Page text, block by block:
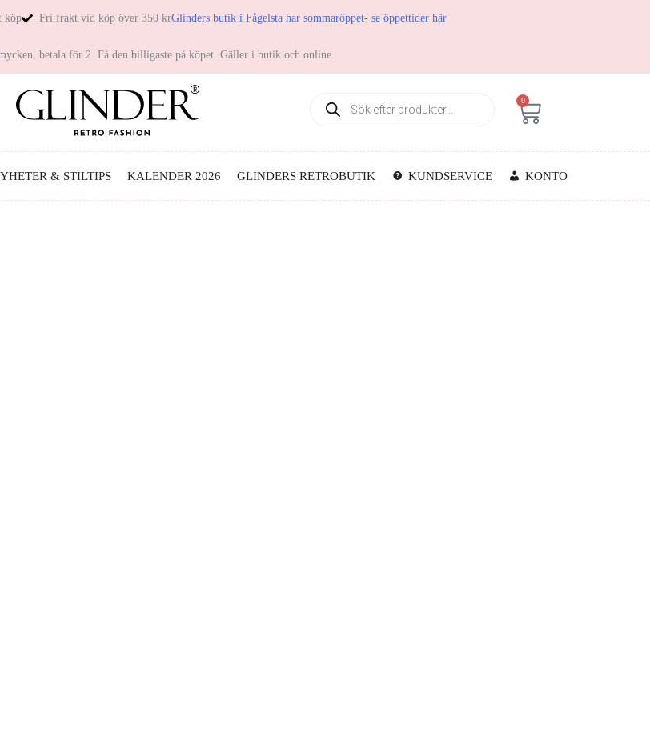
köp Fri frakt vid köp över 350 krGlinders butik i Fågelsta har sommaröppet- se öppettider här
betala för 2. Få den billigaste på köpet. Gäller i butik och online.
0
& STILTIPS KALENDER 2026 GLINDERS RETROBUTIK KUNDSERVICE KONTO